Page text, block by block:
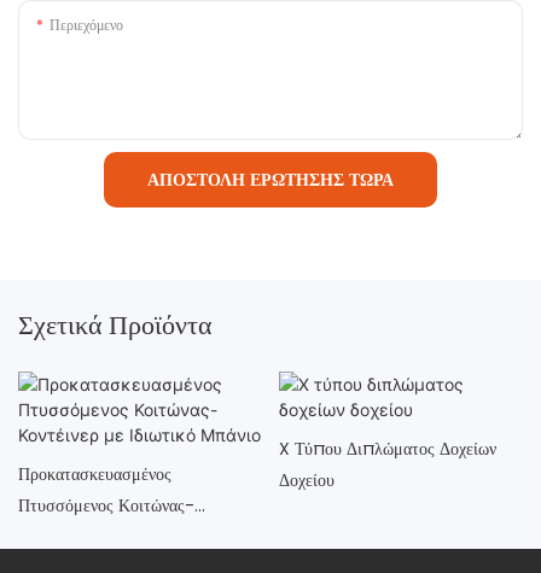
Περιεχόμενο
ΑΠΟΣΤΟΛΉ ΕΡΏΤΗΣΗΣ ΤΏΡΑ
Σχετικά Προϊόντα
Προκατασκευασμένος
Πτυσσόμενος Κοιτώνας-
X Τύπου Διπλώματος Δοχείων
Δοχείου